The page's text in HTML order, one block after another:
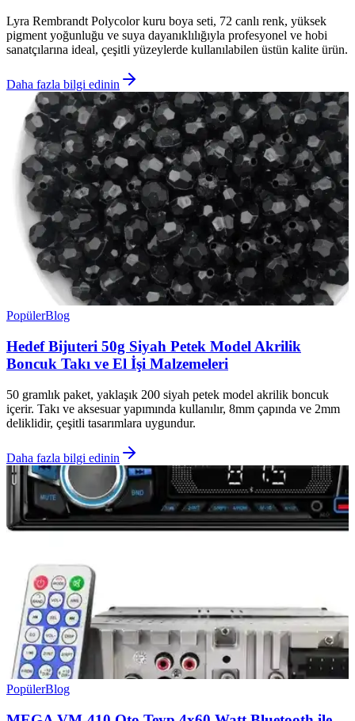
Lyra Rembrandt Polycolor kuru boya seti, 72 canlı renk, yüksek
pigment yoğunluğu ve suya dayanıklılığıyla profesyonel ve hobi
sanatçılarına ideal, çeşitli yüzeylerde kullanılabilen üstün kalite ürün.
Daha fazla bilgi edinin
PopülerBlog
Hedef Bijuteri 50g Siyah Petek Model Akrilik
Boncuk Takı ve El İşi Malzemeleri
50 gramlık paket, yaklaşık 200 siyah petek model akrilik boncuk
içerir. Takı ve aksesuar yapımında kullanılır, 8mm çapında ve 2mm
deliklidir, çeşitli tasarımlara uygundur.
Daha fazla bilgi edinin
PopülerBlog